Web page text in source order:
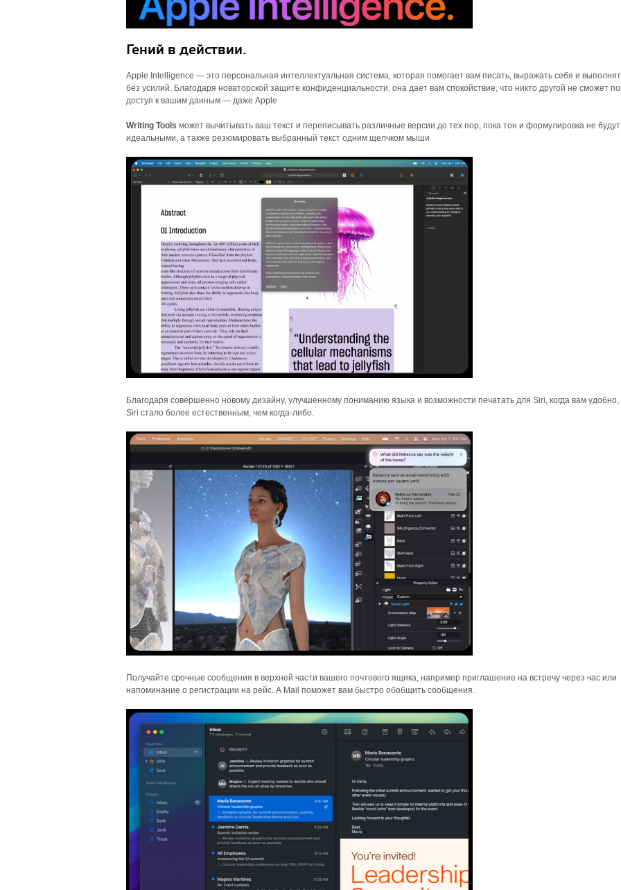
Гений в действии.
Apple Intelligence — это персональная интеллектуальная система, которая помогает вам писать, выражать себя и
без усилий. Благодаря новаторской защите конфиденциальности, она дает вам спокойствие, что никто другой не сможет
доступ к вашим данным — даже Apple
Writing Tools может вычитывать ваш текст и переписывать различные версии до тех пор, пока тон и формулировка не будут
идеальными, а также резюмировать выбранный текст одним щелчком мыши
Благодаря совершенно новому дизайну, улучшенному пониманию языка и возможности печатать для Siri, когда вам
Siri стало более естественным, чем когда-либо.
Получайте срочные сообщения в верхней части вашего почтового ящика, например приглашение на встречу через час или
напоминание о регистрации на рейс. А Mail поможет вам быстро обобщить сообщения.